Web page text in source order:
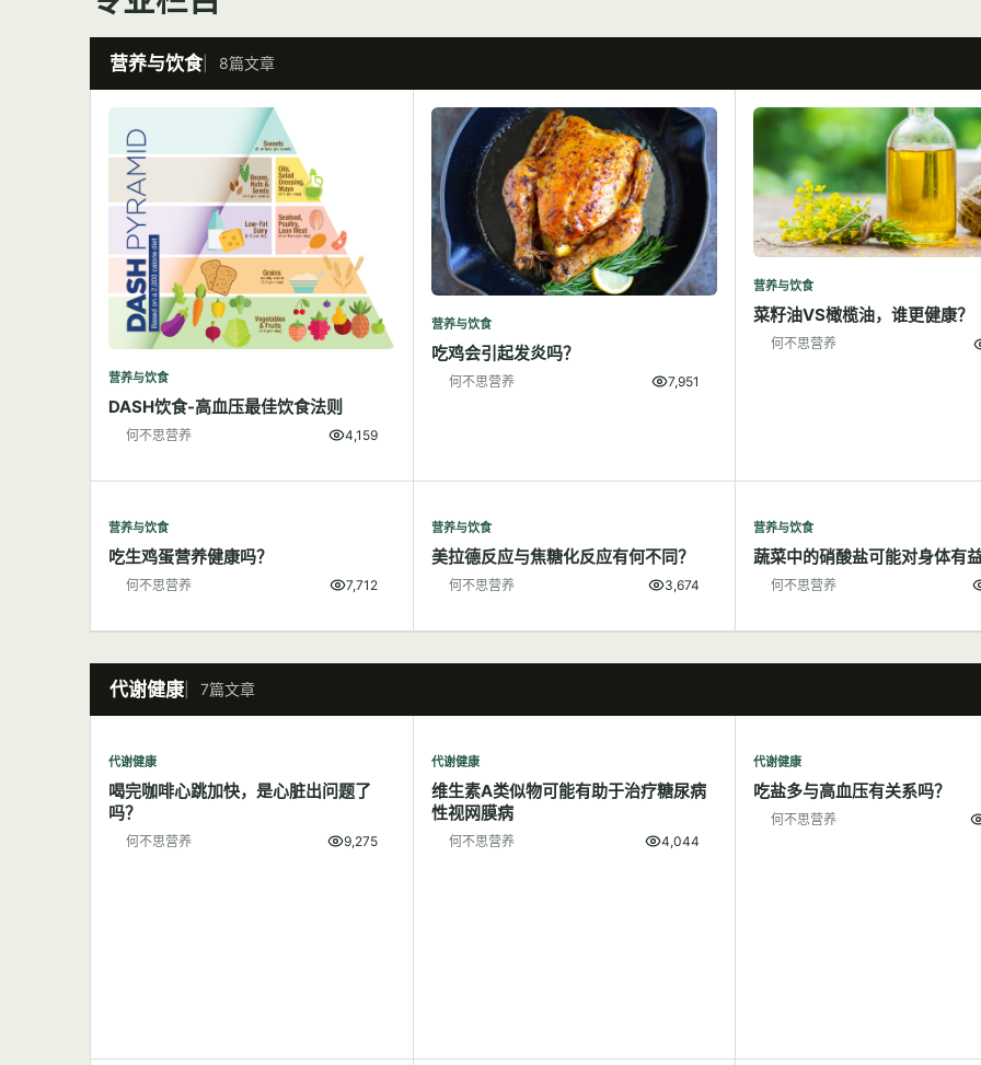
营养与饮食 8篇文章
营养与饮食
DASH饮食-高血压最佳饮食法则
何不思营养 4,159
营养与饮食
吃鸡会引起发炎吗？
何不思营养 7,951
营养与饮食
菜籽油VS橄榄油，谁更健康？
何不思营养
营养与饮食
吃生鸡蛋营养健康吗？
何不思营养 7,712
营养与饮食
美拉德反应与焦糖化反应有何不同？
何不思营养 3,674
营养与饮食
蔬菜中的硝酸盐可能对身体有
何不思营养
代谢健康 7篇文章
代谢健康
喝完咖啡心跳加快，是心脏出问题了
吗？
何不思营养 9,275
代谢健康
维生素A类似物可能有助于治疗糖尿病
性视网膜病
何不思营养 4,044
代谢健康
吃盐多与高血压有关系吗？
何不思营养